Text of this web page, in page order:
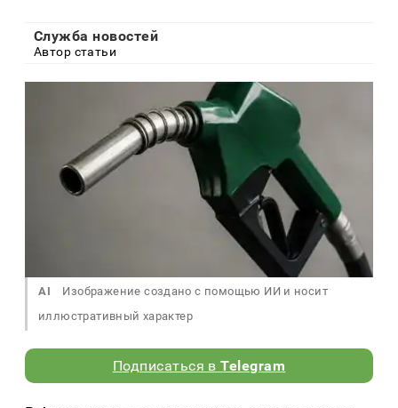
Служба новостей
Автор статьи
AI
Изображение создано с помощью ИИ и носит
иллюстративный характер
Подписаться вTelegram